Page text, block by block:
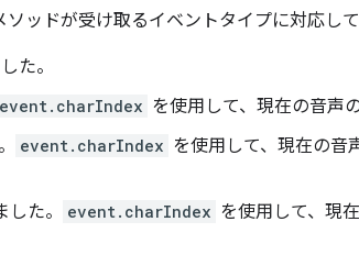
ソッドが受け取るイベントタイプに対応して
た。
event.charIndex を使用して、現在の音声
event.charIndex を使用して、現在の音
た。 event.charIndex を使用して、現